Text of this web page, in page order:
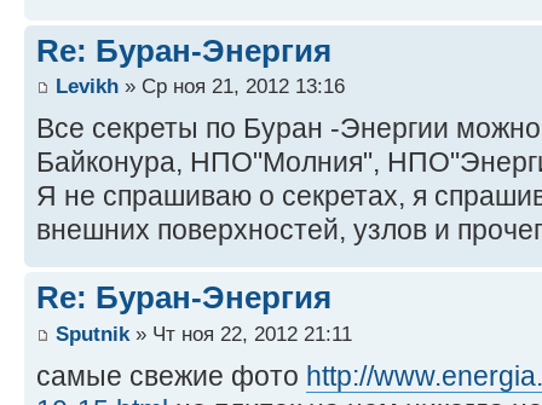
Re: Буран-Энергия
Levikh » Ср ноя 21, 2012 13:16
Все секреты по Буран -Энергии
Байконура, НПО"Молния",
Я не спрашиваю о секретах, я
внешних поверхностей, узлов и
Re: Буран-Энергия
Sputnik » Чт ноя 22, 2012 21:11
самые свежие фото http://